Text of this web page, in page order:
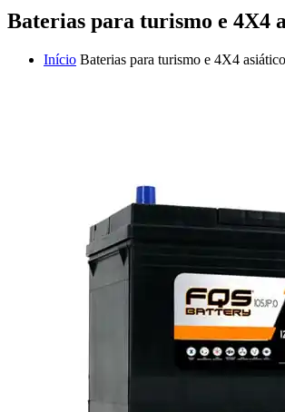
Baterias para turismo e 4X4
Início Baterias para turismo e 4X4 asiático